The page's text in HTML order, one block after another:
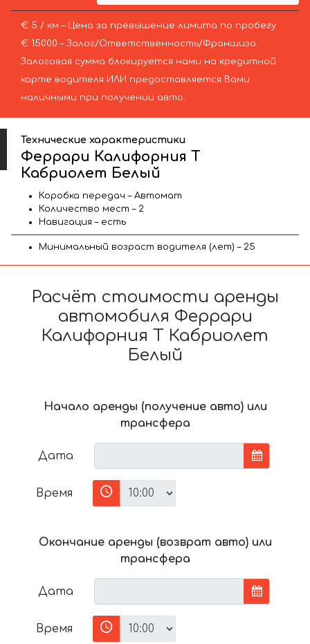
€ 5 / км – Цена за превышение лимита по пробегу
€ 15000 – Залог/Ответственность/Франшиза.
Залоговая сумма блокируется нами на кредитной
карте водителя ИЛИ предоставляется Вами
наличными при получении авто.
Технические характеристики
Феррари Калифорния Т
Кабриолет Белый
Коробка передач – Автомат
Количество мест – 2
Навигация – есть
Минимальный возраст водителя (лет) – 25
Расчёт стоимости аренды
автомобиля Феррари
Калифорния Т Кабриолет
Белый
Начало аренды (получение авто) или
трансфера
Дата
Время
Окончание аренды (возврат авто) или
трансфера
Дата
Время